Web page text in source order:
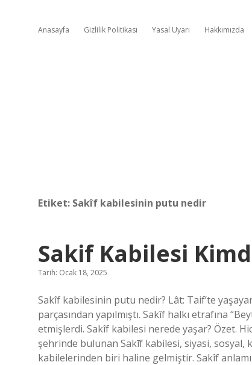
Anasayfa Gizlilik Politikası Yasal Uyarı Hakkımızda
Etiket: Sakîf kabilesinin putu nedir
Sakif Kabilesi
Tarih: Ocak 18, 2025
Sakîf kabilesinin putu nedir? Lât: Taif’te
parçasından yapılmıştı. Sakîf halkı etrafına
etmişlerdi. Sakîf kabilesi nerede yaşar? Özet.
şehrinde bulunan Sakīf kabilesi, siyasi, sosyal,
kabilelerinden biri haline gelmiştir. Sakîf